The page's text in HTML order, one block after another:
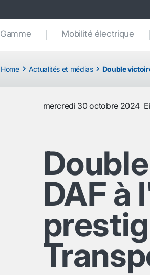
Gamme Mobilité électrique
Home Actualités et médias Double
mercredi 30 octobre 2024
DAF à